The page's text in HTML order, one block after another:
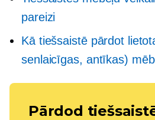
pareizi
Kā tiešsaistē pārdot
senlaicīgas, antīkas)
Pārdod